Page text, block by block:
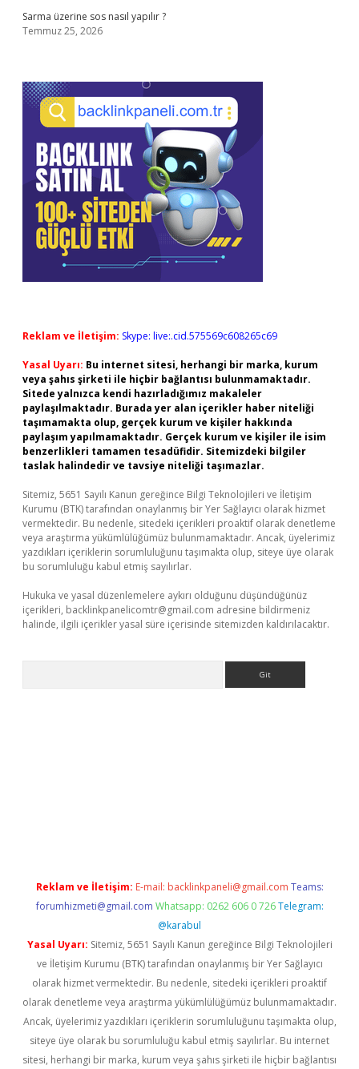
Sarma üzerine sos nasıl yapılır ?
Temmuz 25, 2026
Reklam ve İletişim: Skype: live:.cid.575569c608265c69
Yasal Uyarı: Bu internet sitesi, herhangi bir marka, kurum
veya şahıs şirketi ile hiçbir bağlantısı bulunmamaktadır.
Sitede yalnızca kendi hazırladığımız makaleler
paylaşılmaktadır. Burada yer alan içerikler haber niteliği
taşımamakta olup, gerçek kurum ve kişiler hakkında
paylaşım yapılmamaktadır. Gerçek kurum ve kişiler ile isim
benzerlikleri tamamen tesadüfidir. Sitemizdeki bilgiler
taslak halindedir ve tavsiye niteliği taşımazlar.
Sitemiz, 5651 Sayılı Kanun gereğince Bilgi Teknolojileri ve İletişim
Kurumu (BTK) tarafından onaylanmış bir Yer Sağlayıcı olarak hizmet
vermektedir. Bu nedenle, sitedeki içerikleri proaktif olarak denetleme
veya araştırma yükümlülüğümüz bulunmamaktadır. Ancak, üyelerimiz
yazdıkları içeriklerin sorumluluğunu taşımakta olup, siteye üye olarak
bu sorumluluğu kabul etmiş sayılırlar.
Hukuka ve yasal düzenlemelere aykırı olduğunu düşündüğünüz
içerikleri, backlinkpanelicomtr@gmail.com adresine bildirmeniz
halinde, ilgili içerikler yasal süre içerisinde sitemizden kaldırılacaktır.
Reklam ve İletişim: E-mail: backlinkpaneli@gmail.com Teams:
forumhizmeti@gmail.com Whatsapp: 0262 606 0 726 Telegram:
@karabul
Yasal Uyarı: Sitemiz, 5651 Sayılı Kanun gereğince Bilgi Teknolojileri
ve İletişim Kurumu (BTK) tarafından onaylanmış bir Yer Sağlayıcı
olarak hizmet vermektedir. Bu nedenle, sitedeki içerikleri proaktif
olarak denetleme veya araştırma yükümlülüğümüz bulunmamaktadır.
Ancak, üyelerimiz yazdıkları içeriklerin sorumluluğunu taşımakta olup,
siteye üye olarak bu sorumluluğu kabul etmiş sayılırlar. Bu internet
sitesi, herhangi bir marka, kurum veya şahıs şirketi ile hiçbir bağlantısı